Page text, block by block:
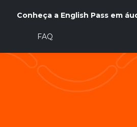
Conheça a English Pass em
FAQ